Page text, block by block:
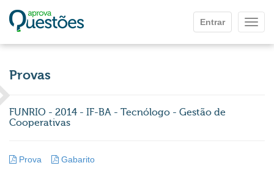
Entrar
Provas
FUNRIO - 2014 - IF-BA - Tecnólogo - Gestão de
Cooperativas
Prova Gabarito